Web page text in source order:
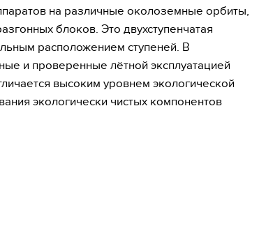
на различные околоземные орбиты,
блоков. Это двухступенчатая
расположением ступеней. В
и проверенные лётной эксплуатацией
высоким уровнем экологической
экологически чистых компонентов